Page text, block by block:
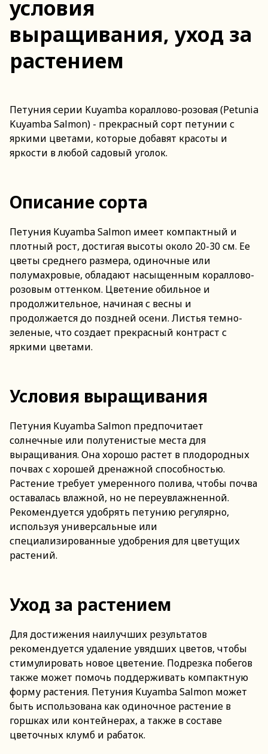
условия
выращивания, уход за
растением
Петуния серии Kuyamba кораллово-розовая (Petunia
Kuyamba Salmon) - прекрасный сорт петунии с
яркими цветами, которые добавят красоты и
яркости в любой садовый уголок.
Описание сорта
Петуния Kuyamba Salmon имеет компактный и
плотный рост, достигая высоты около 20-30 см. Ее
цветы среднего размера, одиночные или
полумахровые, обладают насыщенным кораллово-
розовым оттенком. Цветение обильное и
продолжительное, начиная с весны и
продолжается до поздней осени. Листья темно-
зеленые, что создает прекрасный контраст с
яркими цветами.
Условия выращивания
Петуния Kuyamba Salmon предпочитает
солнечные или полутенистые места для
выращивания. Она хорошо растет в плодородных
почвах с хорошей дренажной способностью.
Растение требует умеренного полива, чтобы почва
оставалась влажной, но не переувлажненной.
Рекомендуется удобрять петунию регулярно,
используя универсальные или
специализированные удобрения для цветущих
растений.
Уход за растением
Для достижения наилучших результатов
рекомендуется удаление увядших цветов, чтобы
стимулировать новое цветение. Подрезка побегов
также может помочь поддерживать компактную
форму растения. Петуния Kuyamba Salmon может
быть использована как одиночное растение в
горшках или контейнерах, а также в составе
цветочных клумб и рабаток.